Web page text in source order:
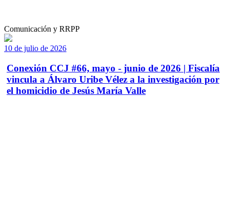
Comunicación y RRPP
10 de julio de 2026
Conexión CCJ #66, mayo - junio de 2026 | Fiscalía
vincula a Álvaro Uribe Vélez a la investigación por
el homicidio de Jesús María Valle